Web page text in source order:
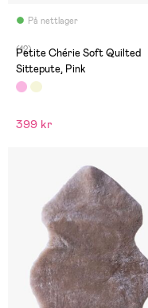
På nettlager
(12)
Petite Chérie Soft Quilted
Sittepute, Pink
399 kr